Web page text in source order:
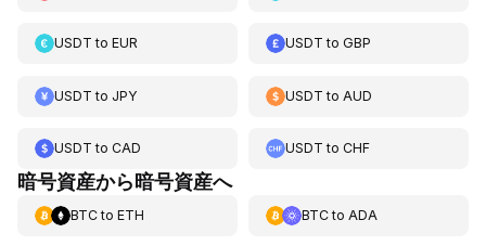
USDT to EUR USDT toGBP
USDT to JPY USDT to AUD
USDT to CAD USDT toCHF
暗号資産から暗号資産へ
BTCto ETH BTCto ADA